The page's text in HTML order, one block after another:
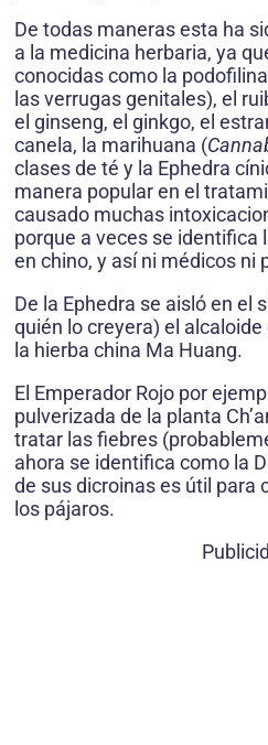
De todas maneras esta ha
a la medicina herbaria, ya
conocidas como la
las verrugas genitales), el
el ginseng, el ginkgo, el
canela, la marihuana (
clases de té y la Ephedra
manera popular en el
causado muchas
porque a veces se identifica
en chino, y así ni médicos ni
De la Ephedra se aisló en el
quién lo creyera) el
la hierba china Ma Huang.
El Emperador Rojo por
pulverizada de la planta
tratar las fiebres
ahora se identifica como la
de sus dicroinas es útil para
los pájaros.